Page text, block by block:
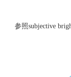
参照subjective